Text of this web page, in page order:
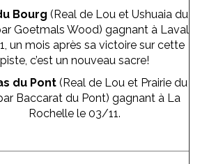
Bourg (Real de Lou et Ushuaia du
Goetmals Wood) gagnant à Laval
un mois après sa victoire sur cette
piste, c’est un nouveau sacre!
du Pont(Real de Lou et Prairie du
Baccarat du Pont) gagnant à La
Rochelle le 03/11.